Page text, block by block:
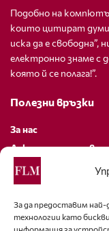
За да предоставим
технологии като
информация за
Подобно на
които цитират
иска да е
електронно знаме с
която й се полага!”.
Полезни връзки
За нас
Декларация за
Политика за
За контакти
editor@fashion-